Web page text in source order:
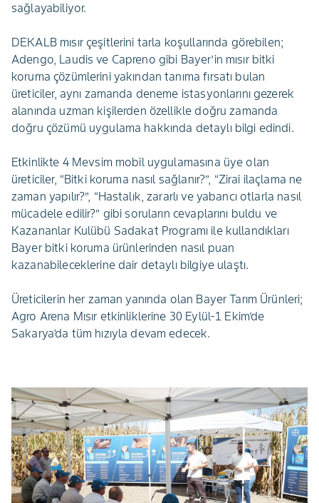
sağlayabiliyor.
DEKALB mısır çeşitlerini tarla koşullarında görebilen;
Adengo, Laudis ve Capreno gibi Bayer’in mısır bitki
koruma çözümlerini yakından tanıma fırsatı bulan
üreticiler, aynı zamanda deneme istasyonlarını gezerek
alanında uzman kişilerden özellikle doğru zamanda
doğru çözümü uygulama hakkında detaylı bilgi edindi.
Etkinlikte 4 Mevsim mobil uygulamasına üye olan
üreticiler, “Bitki koruma nasıl sağlanır?”, “Zirai ilaçlama ne
zaman yapılır?”, “Hastalık, zararlı ve yabancı otlarla nasıl
mücadele edilir?” gibi soruların cevaplarını buldu ve
Kazananlar Kulübü Sadakat Programı ile kullandıkları
Bayer bitki koruma ürünlerinden nasıl puan
kazanabileceklerine dair detaylı bilgiye ulaştı.
Üreticilerin her zaman yanında olan Bayer Tarım Ürünleri;
Agro Arena Mısır etkinliklerine 30 Eylül-1 Ekim’de
Sakarya’da tüm hızıyla devam edecek.